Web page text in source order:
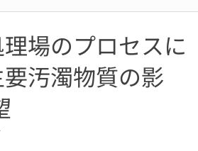
場のプロセスに
汚濁物質の影